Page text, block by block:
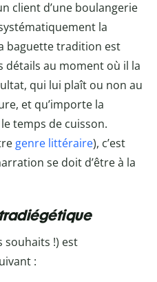
client d’une boulangerie
la
baguette tradition est
détails au moment où il la
qui lui plaît ou non au
et qu’importe la
temps de cuisson.
genre littéraire), c’est
se doit d’être à la
souhaits !) est
: